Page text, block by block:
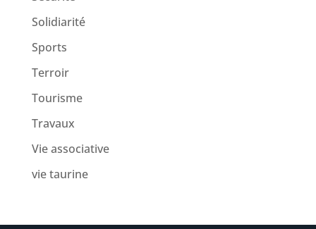
Solidiarité
Sports
Terroir
Tourisme
Travaux
Vie associative
vie taurine